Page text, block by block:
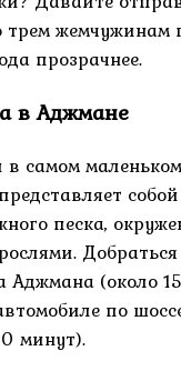
трем жемчужинам
прозрачнее.
в Аджмане
самом
песка,
Аджмана (около
по
минут).